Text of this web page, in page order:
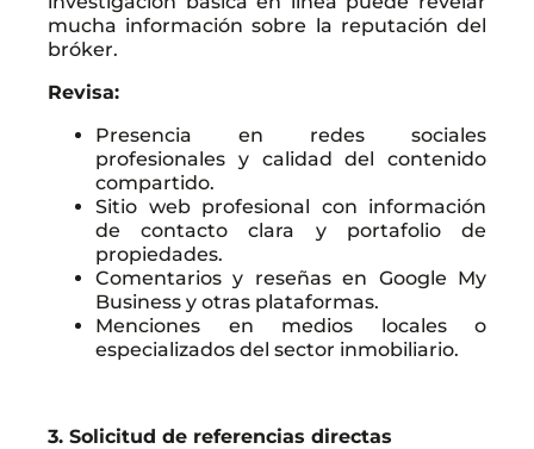
mucha información sobre la reputación del
bróker.
Revisa:
Presencia en redes sociales
profesionales y calidad del contenido
compartido.
Sitio web profesional con información
de contacto clara y portafolio de
propiedades.
Comentarios y reseñas en Google My
Business y otras plataformas.
Menciones en medios locales o
especializados del sector inmobiliario.
3. Solicitud de referencias directas